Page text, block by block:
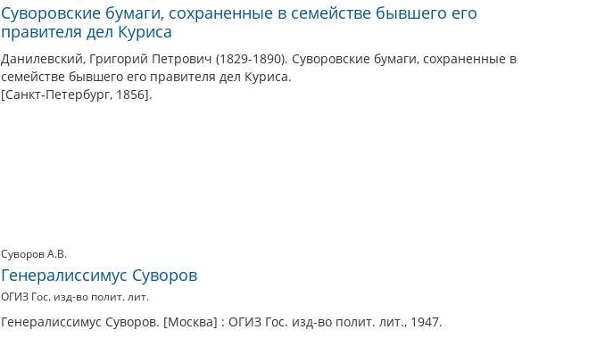
Суворовские бумаги, сохраненные в семействе бывшего его
правителя дел Куриса
Данилевский, Григорий Петрович (1829-1890). Суворовские бумаги, сохраненные в
семействе бывшего его правителя дел Куриса.
[Санкт-Петербург, 1856].
Суворов А.В.
Генералиссимус Суворов
ОГИЗ Гос. изд-во полит. лит.
Генералиссимус Суворов. [Москва] : ОГИЗ Гос. изд-во полит. лит., 1947.